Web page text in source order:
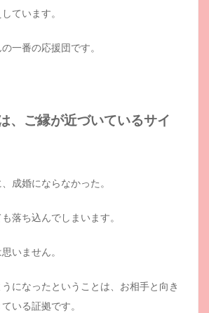
ています。
一番の応援団です。
、ご縁が近づいているサイ
成婚にならなかった。
落ち込んでしまいます。
いません。
になったということは、お相手と向き
いる証拠です。